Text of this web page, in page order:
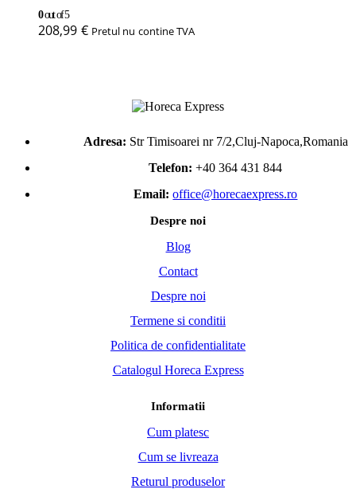
0out of 5
208,99 € Pretul nu contine TVA
Adresa: Str Timisoarei nr 7/2,Cluj-Napoca,Romania
Telefon: +40 364 431 844
Email: office@horecaexpress.ro
Despre noi
Blog
Contact
Despre noi
Termene si conditii
Politica de confidentialitate
Catalogul Horeca Express
Informatii
Cum platesc
Cum se livreaza
Returul produselor